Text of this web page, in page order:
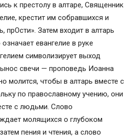
к престолу в алтаре, Священник
крестит им собравшихся и
прОсти». Затем входит в алтарь
евангелие в руке
символизирует выход
свечи — проповедь Иоанна
молится, чтобы в алтарь вместе с
по православному учению, они
с людьми. Слово
молящихся о глубоком
пения и чтения, а слово